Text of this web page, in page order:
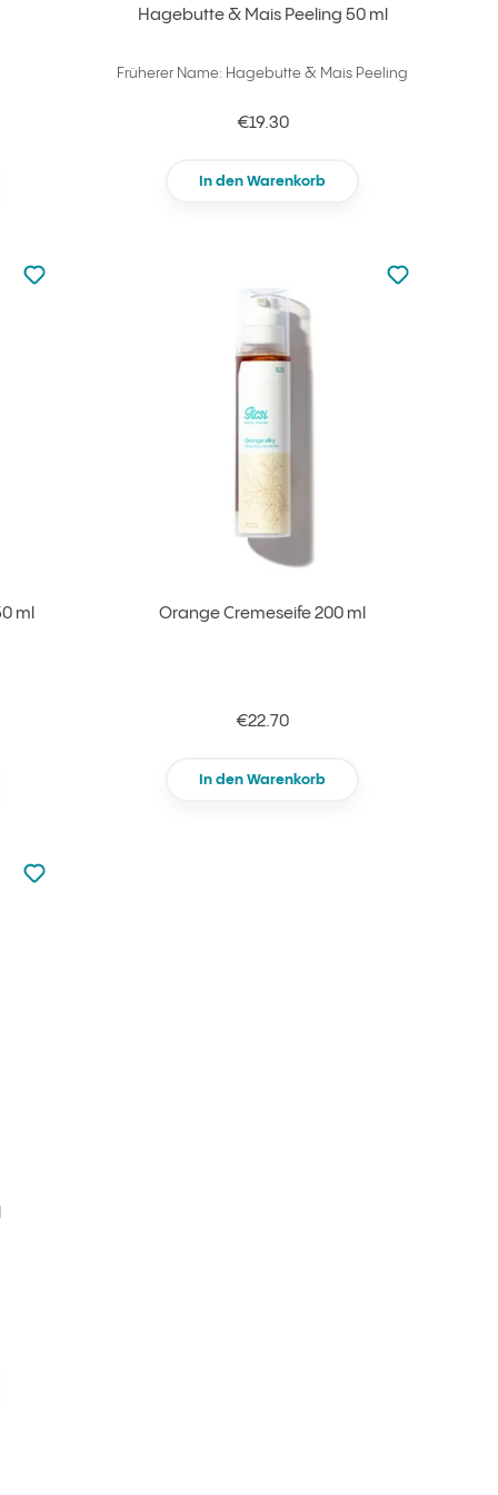
Hagebutte & Mais Peeling 50 ml
Früherer Name: Hagebutte & Mais Peeling
€19.30
In den Warenkorb
ml
zu den Favoriten nicht hinzugefügt
zu Ihren Favoriten hinzufügen
Orange Cremeseife 200 ml
€22.70
In den Warenkorb
zu den
zu Ihren
zu den Favoriten nicht hinzugefügt
zu Ihren Favoriten hinzufügen